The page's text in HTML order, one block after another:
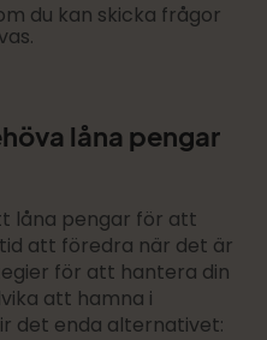
du kan skicka frågor
låna pengar
låna pengar för att
att föredra när det är
för att hantera din
att hamna i
det enda alternativet: